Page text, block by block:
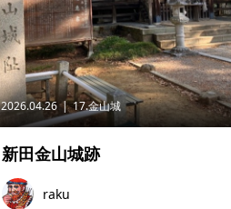
2026.04.26 17.金山城
新田金山城跡
raku